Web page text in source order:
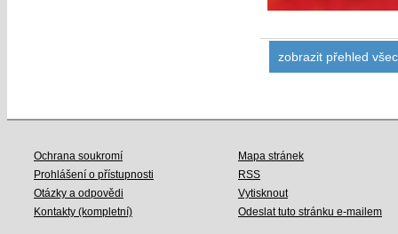
zobrazit přehled
Ochrana soukromí
Prohlášení o přístupnosti
Otázky a odpovědi
Kontakty (kompletní)
Mapa stránek
RSS
Vytisknout
Odeslat tuto stránku e-mailem